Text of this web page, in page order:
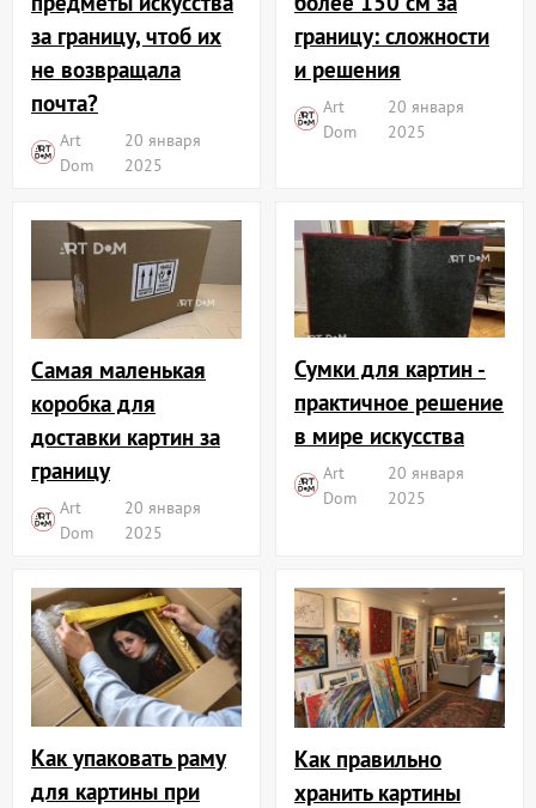
за границу, чтоб их
не возвращала
почта?
Art
Dom
20 января
2025
границу: сложности
и решения
Art
Dom
20 января
2025
Самая маленькая
коробка для
доставки картин за
границу
Art
Dom
20 января
2025
Сумки для картин -
практичное решение
в мире искусства
Art
Dom
20 января
2025
Как упаковать раму
для картины при
Как правильно
хранить картины